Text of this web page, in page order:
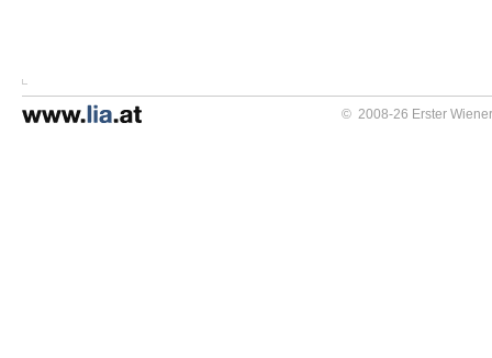
© 2008-26 Erster